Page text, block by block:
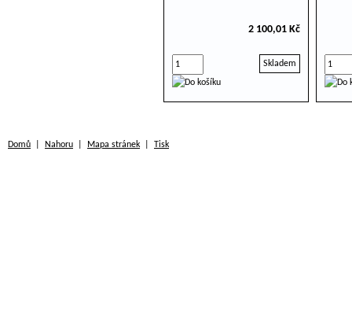
2 100,01 Kč
Skladem
Domů Nahoru Mapa stránek Tisk